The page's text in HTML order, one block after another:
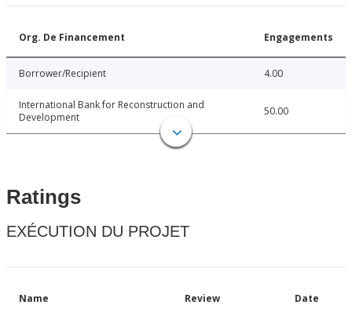
Org. De Financement Engagements
Borrower/Recipient 4.00
International Bank for Reconstruction and
Development
50.00
Ratings
EXÉCUTION DU PROJET
Name Review Date